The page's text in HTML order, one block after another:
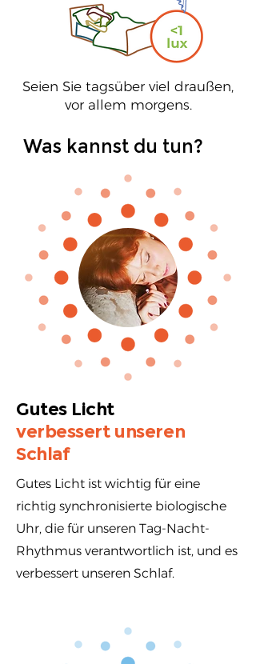
Seien Sie tagsüber viel draußen,
vor allem morgens.
Was kannst du tun?
Gutes Licht
verbessert unseren
Schlaf
Gutes Licht ist wichtig für eine
richtig synchronisierte biologische
Uhr, die für unseren Tag-Nacht-
Rhythmus verantwortlich ist, und es
verbessert unseren Schlaf.